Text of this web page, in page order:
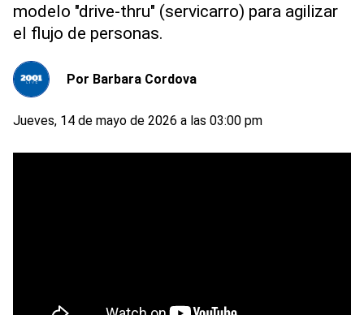
modelo "drive-thru" (servicarro) para agilizar
el flujo de personas.
Por Barbara Cordova
Jueves, 14 de mayo de 2026 a las 03:00 pm